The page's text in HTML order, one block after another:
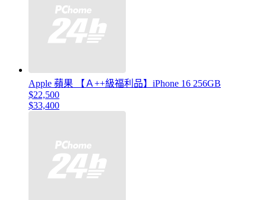
Apple 蘋果 【Ａ++級福利品】iPhone 16 256GB
$22,500
$33,400